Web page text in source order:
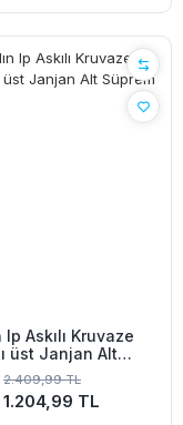
Ip Askılı Kruvaze
üst Janjan Alt
Elbise
2.409,99 TL
1.204,99 TL